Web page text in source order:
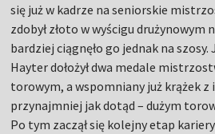
się już w kadrze na seniorskie
zdobył złoto w wyścigu drużynowym
bardziej ciągnęło go jednak na szosy.
Hayter dołożył dwa medale
torowym, a wspomniany już krążek z
przynajmniej jak dotąd – dużym
Po tym zaczął się kolejny etap